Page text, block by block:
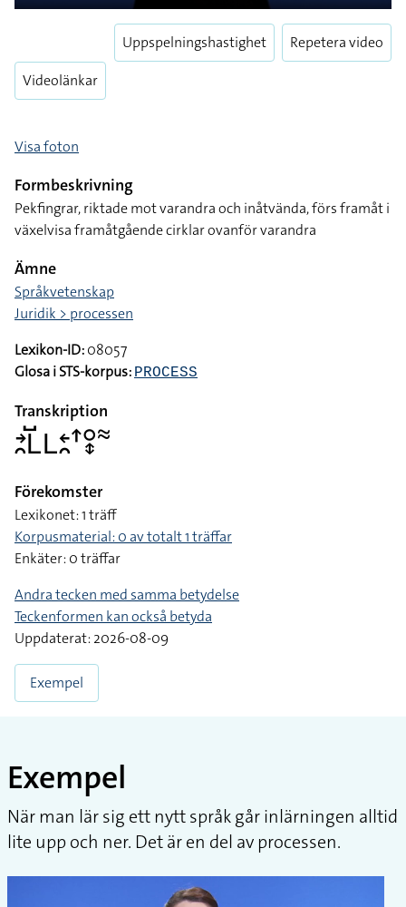
Play
Enter
Videolänkar
Uppspelningshastighet Repetera video
Visa foton
Formbeskrivning
Pekfingrar, riktade mot varandra och inåtvända, förs framåt i
växelvisa framåtgående cirklar ovanför varandra
Ämne
Språkvetenskap
Juridik > processen
Lexikon-ID:08057
Glosa i STS-korpus: PROCESS
Transkription
􌥔􌥘􌥈􌤹􌥈􌥓􌥘􌦃􌥰􌦋􌦇
Förekomster
Lexikonet: 1 träff
Korpusmaterial: 0 av totalt 1 träffar
Enkäter: 0 träffar
Andra tecken med samma betydelse
Teckenformen kan också betyda
Uppdaterat: 2026-08-09
Exempel
Exempel
När man lär sig ett nytt språk går inlärningen alltid
lite upp och ner. Det är en del av processen.